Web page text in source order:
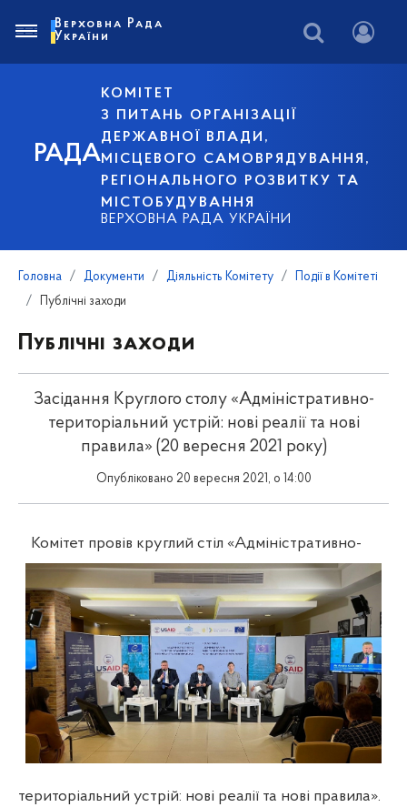
РАДА
КОМІТЕТ
З ПИТАНЬ ОРГАНІЗАЦІЇ
ДЕРЖАВНОЇ ВЛАДИ,
МІСЦЕВОГО САМОВРЯДУВАННЯ,
РЕГІОНАЛЬНОГО РОЗВИТКУ ТА
МІСТОБУДУВАННЯ
ВЕРХОВНА РАДА УКРАЇНИ
Верховна Рада
України
Головна Документи Діяльність Комітету
Події в Комітеті
Публічні заходи
Публічні заходи
Засідання Круглого столу «Адміністративно-
територіальний устрій: нові реалії та нові
правила» (20 вересня 2021 року)
Опубліковано 20 вересня 2021, о 14:00
Комітет провів круглий стіл «Адміністративно-
територіальний устрій: нові реалії та нові правила».